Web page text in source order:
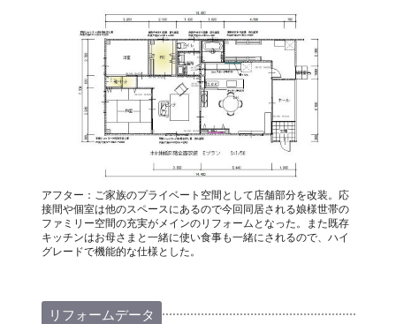
アフター：ご家族のプライベート空間として店舗部分を改装。応
接間や個室は他のスペースにあるので今回同居される娘様世帯の
ファミリー空間の充実がメインのリフォームとなった。また既存
キッチンはお母さまと一緒に使い食事も一緒にされるので、ハイ
グレードで機能的な仕様とした。
リフォームデータ